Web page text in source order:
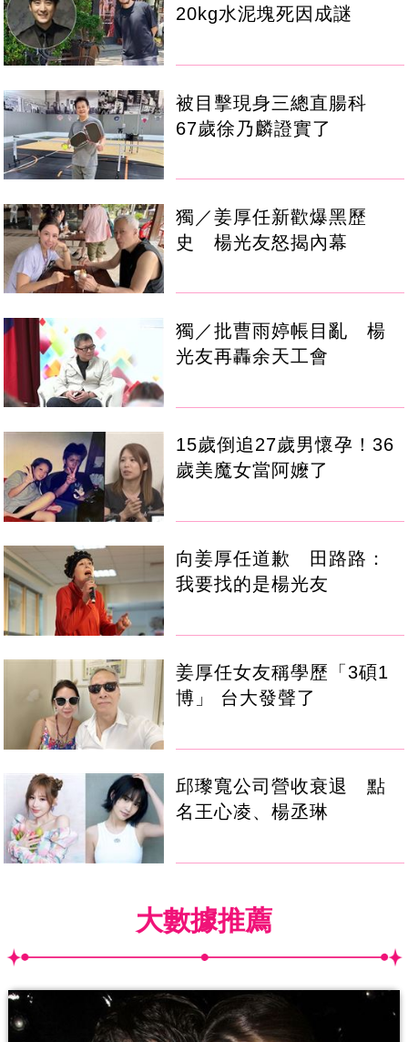
20kg水泥塊死因成謎
被目擊現身三總直腸科
67歲徐乃麟證實了
獨／姜厚任新歡爆黑歷
史 楊光友怒揭內幕
獨／批曹雨婷帳目亂 楊
光友再轟余天工會
15歲倒追27歲男懷孕！36
歲美魔女當阿嬤了
向姜厚任道歉 田路路：
我要找的是楊光友
姜厚任女友稱學歷「3碩1
博」 台大發聲了
邱瓈寬公司營收衰退 點
名王心凌、楊丞琳
大數據推薦